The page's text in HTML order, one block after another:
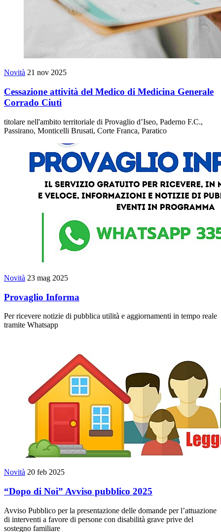
Novità 21 nov 2025
Cessazione attività del Medico di Medicina Generale
Corrado Ciuti
titolare nell'ambito territoriale di Provaglio d’Iseo, Paderno F.C.,
Passirano, Monticelli Brusati, Corte Franca, Paratico
Novità 23 mag 2025
Provaglio Informa
Per ricevere notizie di pubblica utilità e aggiornamenti in tempo reale
tramite Whatsapp
Novità 20 feb 2025
“Dopo di Noi” Avviso pubblico 2025
Avviso Pubblico per la presentazione delle domande per l’attuazione
di interventi a favore di persone con disabilità grave prive del
sostegno familiare